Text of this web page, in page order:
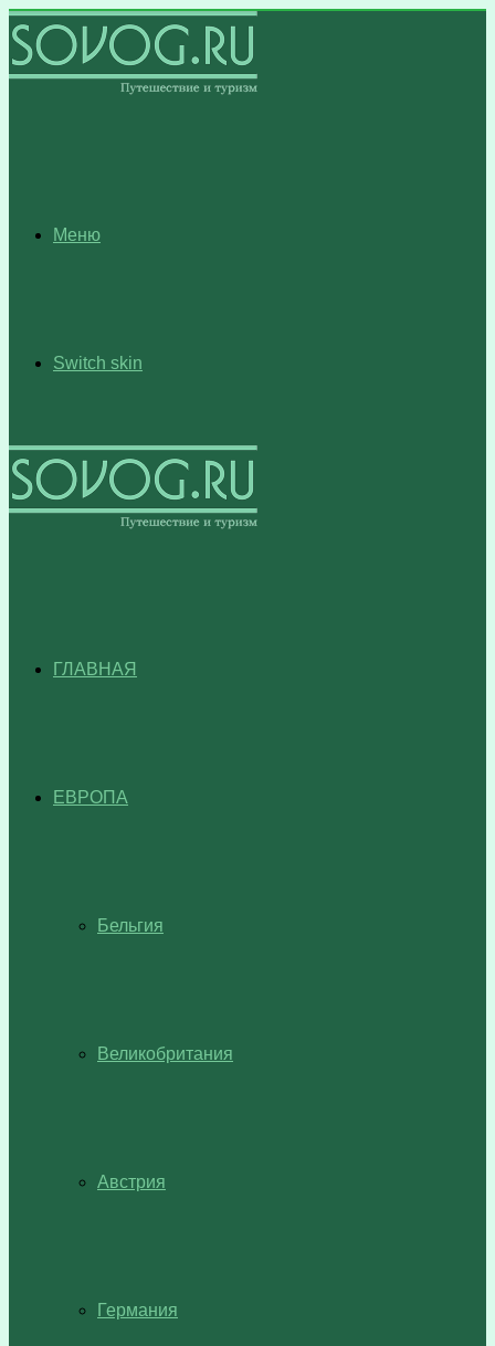
Меню
Switch skin
ГЛАВНАЯ
ЕВРОПА
Бельгия
Великобритания
Австрия
Германия